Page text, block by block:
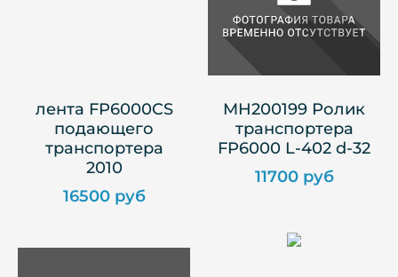
лента FP6000CS
подающего
транспортера
2010
16500 руб
MH200199 Ролик
транспортера
FP6000 L-402 d-32
11700 руб